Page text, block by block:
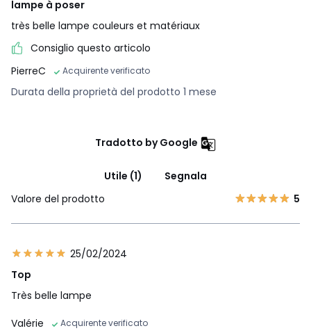
lampe à poser
très belle lampe couleurs et matériaux
Consiglio questo articolo
PierreC
Acquirente verificato
Durata della proprietà del prodotto 1 mese
Tradotto by Google
Utile (1)
Segnala
Valore del prodotto
5
25/02/2024
Top
Très belle lampe
Valérie
Acquirente verificato